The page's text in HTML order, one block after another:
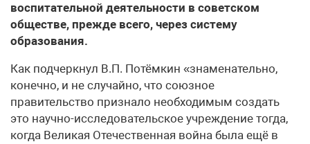
воспитательной деятельности в советском
обществе, прежде всего, через систему
образования.
Как подчеркнул В.П. Потёмкин «знаменательно,
конечно, и не случайно, что союзное
правительство признало необходимым создать
это научно-исследовательское учреждение тогда,
когда Великая Отечественная война была ещё в